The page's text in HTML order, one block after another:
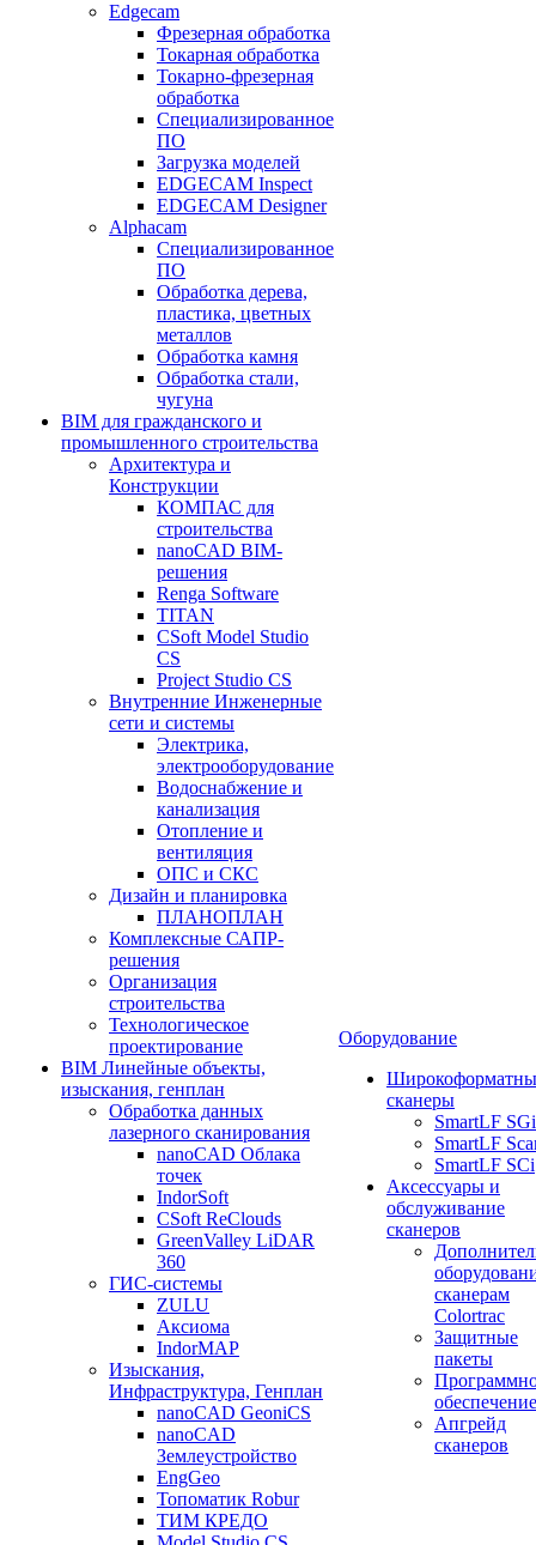
Edgecam
Фрезерная обработка
Токарная обработка
Токарно-фрезерная
обработка
Специализированное
ПО
Загрузка моделей
EDGECAM Inspect
EDGECAM Designer
Alphacam
Специализированное
ПО
Обработка дерева,
пластика, цветных
металлов
Обработка камня
Обработка стали,
чугуна
BIM для гражданского и
промышленного строительства
Архитектура и
Конструкции
КОМПАС для
строительства
nanoCAD BIM-
решения
Renga Software
TITAN
CSoft Model Studio
CS
Project Studio CS
Внутренние Инженерные
сети и системы
Электрика,
электрооборудование
Водоснабжение и
канализация
Отопление и
вентиляция
ОПС и СКС
Дизайн и планировка
ПЛАНОПЛАН
Комплексные САПР-
решения
Организация
строительства
Технологическое
проектирование
BIM Линейные объекты,
изыскания, генплан
Обработка данных
лазерного сканирования
nanoCAD Облака
точек
IndorSoft
CSoft ReClouds
GreenValley LiDAR
360
ГИС-системы
ZULU
Аксиома
IndorMAP
Изыскания,
Инфраструктура, Генплан
nanoCAD GeoniCS
nanoCAD
Землеустройство
EngGeo
Топоматик Robur
ТИМ КРЕДО
Оборудование
сканеры
SmartLF SGi
SmartLF
SmartLF SCi
Аксессуары и
обслуживание
сканеров
сканерам
Colortrac
Защитные
пакеты
обеспечение
Апгрейд
сканеров